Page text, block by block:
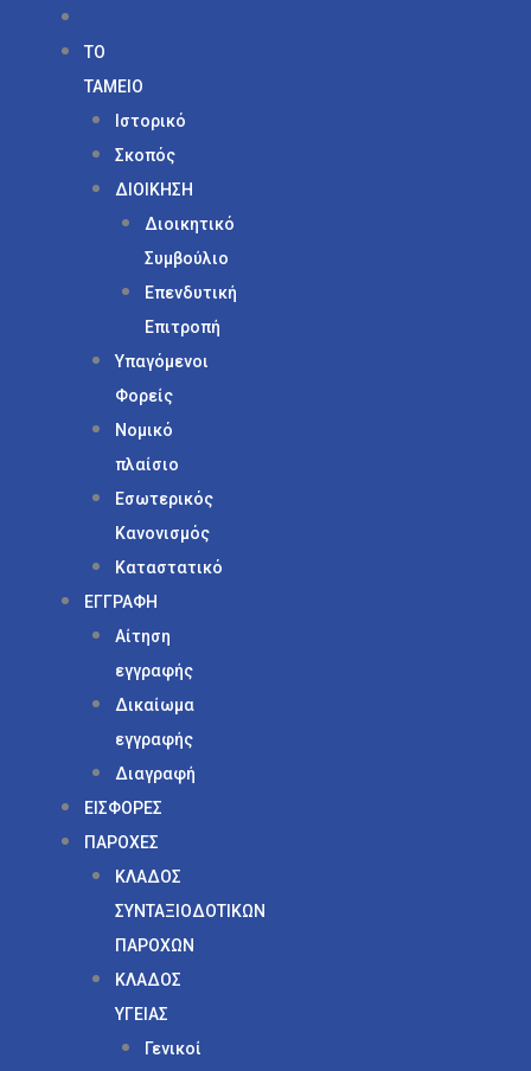
ΤΟ
ΤΑΜΕΙΟ
Ιστορικό
Σκοπός
ΔΙΟΙΚΗΣΗ
Διοικητικό
Συμβούλιο
Επενδυτική
Επιτροπή
Υπαγόμενοι
Φορείς
Νομικό
πλαίσιο
Εσωτερικός
Κανονισμός
Καταστατικό
ΕΓΓΡΑΦΗ
Αίτηση
εγγραφής
Δικαίωμα
εγγραφής
Διαγραφή
ΕΙΣΦΟΡΕΣ
ΠΑΡΟΧΕΣ
ΚΛΑΔΟΣ
ΣΥΝΤΑΞΙΟΔΟΤΙΚΩΝ
ΠΑΡΟΧΩΝ
ΚΛΑΔΟΣ
ΥΓΕΙΑΣ
Γενικοί